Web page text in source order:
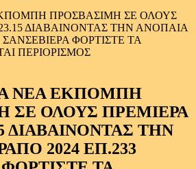
ΠΡΟΣΒΑΣΙΜΗ ΣΕ ΟΛΟΥΣ
ΔΙΑΒΑΙΝΟΝΤΑΣ ΤΗΝ ΑΝΟΠΑΙΑ
ΣΑΝΣΕΒΙΕΡΑ ΦΟΡΤΙΣΤΕ ΤΑ
ΠΕΡΙΟΡΙΣΜΟΣ